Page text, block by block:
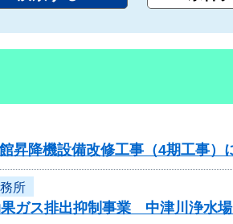
昇降機設備改修工事（4期工事
所
果ガス排出抑制事業 中津川浄水